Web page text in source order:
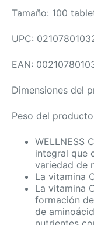
Tamaño: 100
UPC:
EAN:
Dimensiones del
Peso del
WELLNESS
integral que
variedad de
La vitamina
La vitamina
formación
de